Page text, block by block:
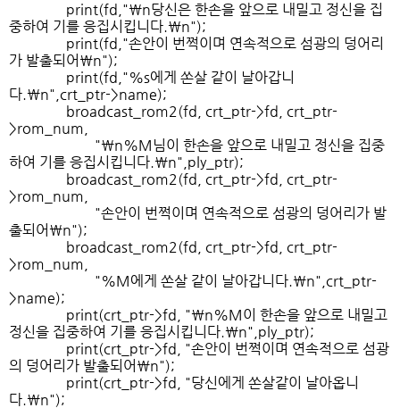
print(fd,"\n당신은 한손을 앞으로 내밀고 정신을 집
중하여 기를 응집시킵니다.\n");
print(fd,"손안이 번쩍이며 연속적으로 섬광의 덩어리
가 발출되어\n");
print(fd,"%s에게 쏜살 같이 날아갑니
다.\n",crt_ptr->name);
broadcast_rom2(fd, crt_ptr->fd, crt_ptr-
>rom_num,
"\n%M님이 한손을 앞으로 내밀고 정신을 집중
하여 기를 응집시킵니다.\n",ply_ptr);
broadcast_rom2(fd, crt_ptr->fd, crt_ptr-
>rom_num,
"손안이 번쩍이며 연속적으로 섬광의 덩어리가 발
출되어\n");
broadcast_rom2(fd, crt_ptr->fd, crt_ptr-
>rom_num,
"%M에게 쏜살 같이 날아갑니다.\n",crt_ptr-
>name);
print(crt_ptr->fd, "\n%M이 한손을 앞으로 내밀고
정신을 집중하여 기를 응집시킵니다.\n",ply_ptr);
print(crt_ptr->fd, "손안이 번쩍이며 연속적으로 섬광
의 덩어리가 발출되어\n");
print(crt_ptr->fd, "당신에게 쏜살같이 날아옵니
다.\n");